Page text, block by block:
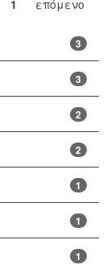
1 επόμενο
3
3
2
2
1
1
1